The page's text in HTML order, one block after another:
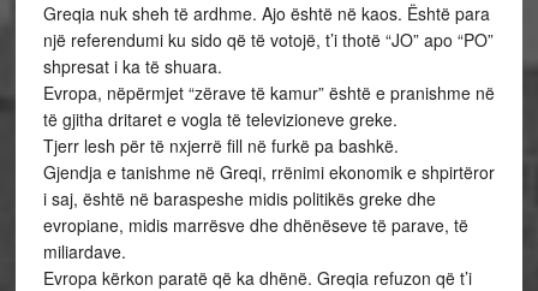
Greqia nuk sheh të ardhme. Ajo është në kaos. Është para
një referendumi ku sido që të votojë, t’i thotë “JO” apo “PO”
shpresat i ka të shuara.
Evropa, nëpërmjet “zërave të kamur” është e pranishme në
të gjitha dritaret e vogla të televizioneve greke.
Tjerr lesh për të nxjerrë fill në furkë pa bashkë.
Gjendja e tanishme në Greqi, rrënimi ekonomik e shpirtëror
i saj, është në baraspeshe midis politikës greke dhe
evropiane, midis marrësve dhe dhënëseve të parave, të
miliardave.
Evropa kërkon paratë që ka dhënë. Greqia refuzon që t’i